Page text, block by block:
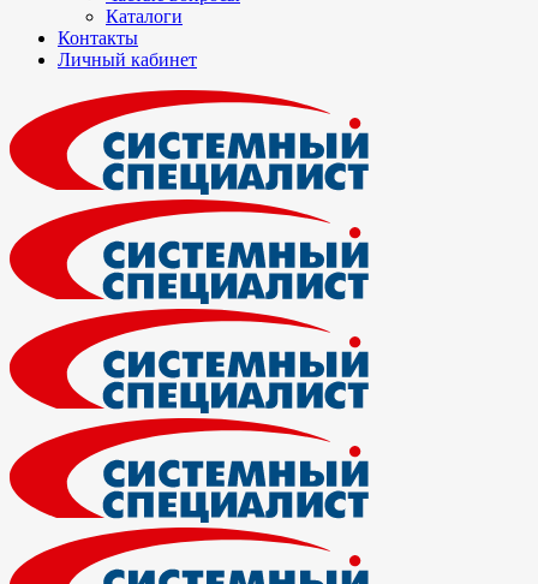
Каталоги
Контакты
Личный кабинет